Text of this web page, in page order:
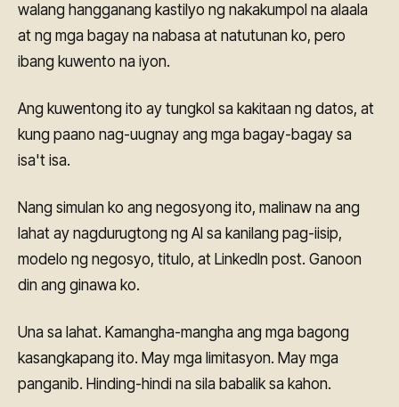
walang hangganang kastilyo ng nakakumpol na alaala
at ng mga bagay na nabasa at natutunan ko, pero
ibang kuwento na iyon.
Ang kuwentong ito ay tungkol sa kakitaan ng datos, at
kung paano nag-uugnay ang mga bagay-bagay sa
isa't isa.
Nang simulan ko ang negosyong ito, malinaw na ang
lahat ay nagdurugtong ng AI sa kanilang pag-iisip,
modelo ng negosyo, titulo, at LinkedIn post. Ganoon
din ang ginawa ko.
Una sa lahat. Kamangha-mangha ang mga bagong
kasangkapang ito. May mga limitasyon. May mga
panganib. Hinding-hindi na sila babalik sa kahon.